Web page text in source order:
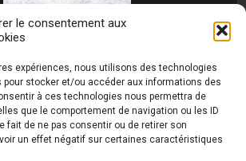
le consentement aux
expériences, nous utilisons des technologies
stocker et/ou accéder aux informations des
à ces technologies nous permettra de
que le comportement de navigation ou les ID
fait de ne pas consentir ou de retirer son
un effet négatif sur certaines caractéristiques